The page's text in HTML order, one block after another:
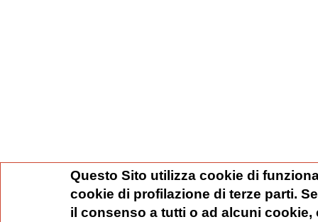
Questo Sito utilizza cookie di
cookie di profilazione di terze parti.
il consenso a tutti o ad alcuni